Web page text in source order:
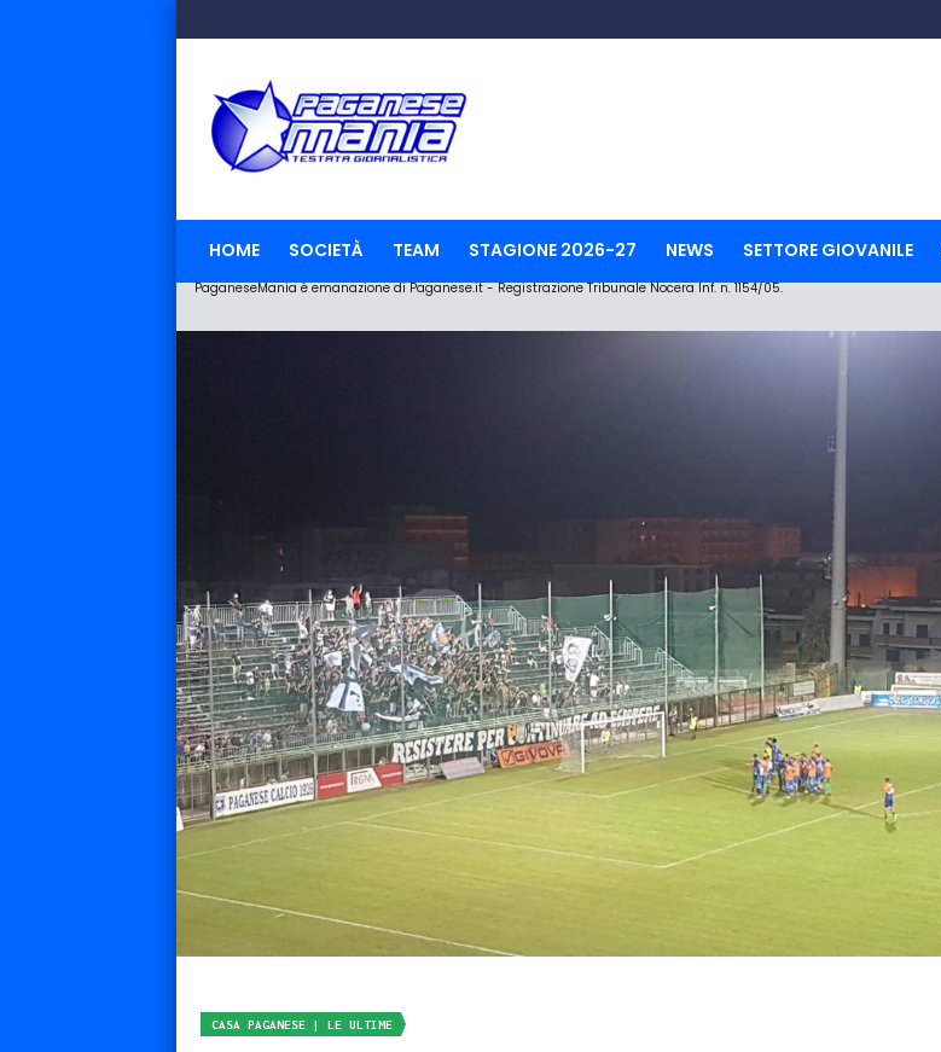
HOME SOCIETÀ TEAM STAGIONE 2026-27 NEWS SETTORE GIOVANILE
PaganeseMania è emanazione di Paganese.it - Registrazione Tribunale Nocera Inf. n. 1154/05.
CASA PAGANESE | LE ULTIME